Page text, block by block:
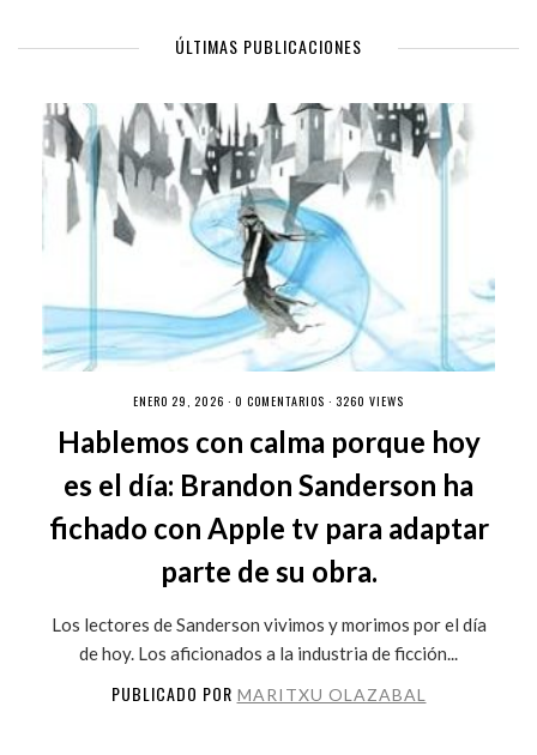
ÚLTIMAS PUBLICACIONES
ENERO 29, 2026 · 0 COMENTARIOS · 3260 VIEWS
Hablemos con calma porque hoy
es el día: Brandon Sanderson ha
fichado con Apple tv para adaptar
parte de su obra.
Los lectores de Sanderson vivimos y morimos por el día
de hoy. Los aficionados a la industria de ficción...
PUBLICADO POR MARITXU OLAZABAL